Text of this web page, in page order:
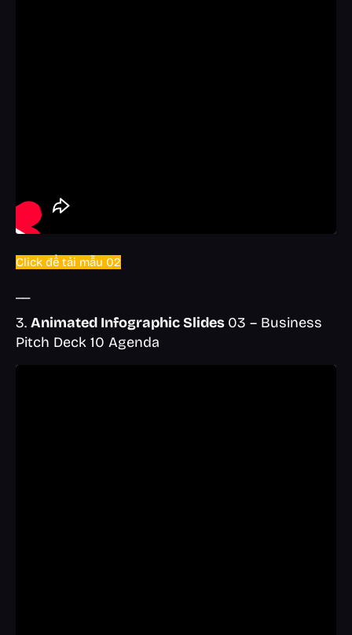
Click để tải mẫu 02
3. Animated Infographic Slides 03 – Business
Pitch Deck 10 Agenda